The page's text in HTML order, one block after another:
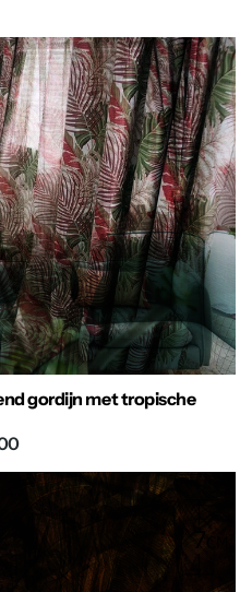
gordijn met tropische